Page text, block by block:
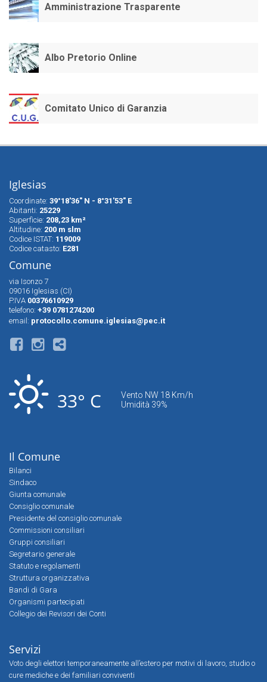
Amministrazione Trasparente
Albo Pretorio Online
Comitato Unico di Garanzia
Iglesias
Coordinate: 39°18'36" N - 8°31'53" E
Abitanti: 25229
Superfìcie: 208,23 km²
Altitudine: 200 m slm
Codice ISTAT: 119009
Codice catasto: E281
Comune
via Isonzo 7
09016 Iglesias (CI)
P.IVA 00376610929
telefono: +39 0781274200
email: protocollo.comune.iglesias@pec.it
33° C
Vento NW 18 Km/h
Umidità 39%
Il Comune
Bilanci
Sindaco
Giunta comunale
Consiglio comunale
Presidente del consiglio comunale
Commissioni consiliari
Gruppi consiliari
Segretario generale
Statuto e regolamenti
Struttura organizzativa
Bandi di Gara
Organismi partecipati
Collegio dei Revisori dei Conti
Servizi
Voto degli elettori temporaneamente all’estero per motivi di lavoro, studio o
cure mediche e dei familiari conviventi